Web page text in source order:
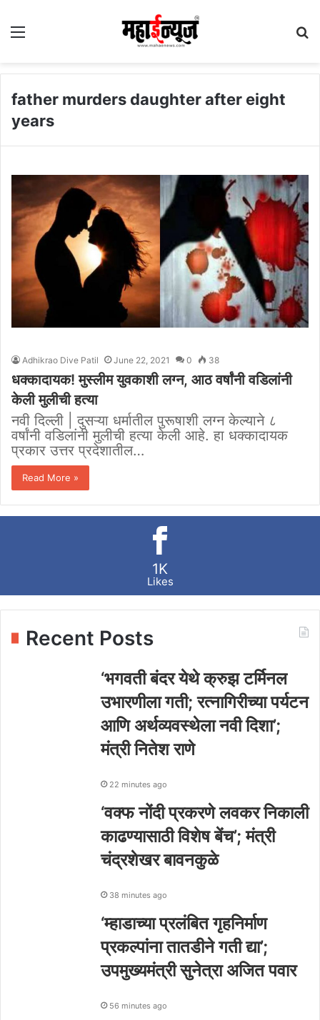
Menu
father murders daughter after eight
years
Adhikrao Dive Patil June 22, 2021 0 38
धक्कादायक! मुस्लीम युवकाशी लग्न, आठ वर्षांनी वडिलांनी
केली मुलीची हत्या
नवी दिल्ली | दुसऱ्या धर्मातील पुरूषाशी लग्न केल्याने ८
वर्षांनी वडिलांनी मुलीची हत्या केली आहे. हा धक्कादायक
प्रकार उत्तर प्रदेशातील…
Read More »
1K
Likes
Recent Posts
‘भगवती बंदर येथे क्रुझ टर्मिनल
उभारणीला गती; रत्नागिरीच्या पर्यटन
आणि अर्थव्यवस्थेला नवी दिशा’;
मंत्री नितेश राणे
22 minutes ago
‘वक्फ नोंदी प्रकरणे लवकर निकाली
काढण्यासाठी विशेष बेंच’; मंत्री
चंद्रशेखर बावनकुळे
38 minutes ago
‘म्हाडाच्या प्रलंबित गृहनिर्माण
प्रकल्पांना तातडीने गती द्या’;
उपमुख्यमंत्री सुनेत्रा अजित पवार
56 minutes ago